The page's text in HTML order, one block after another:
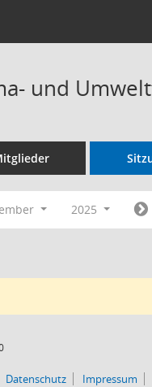
und
2025
Datenschutz Impressum